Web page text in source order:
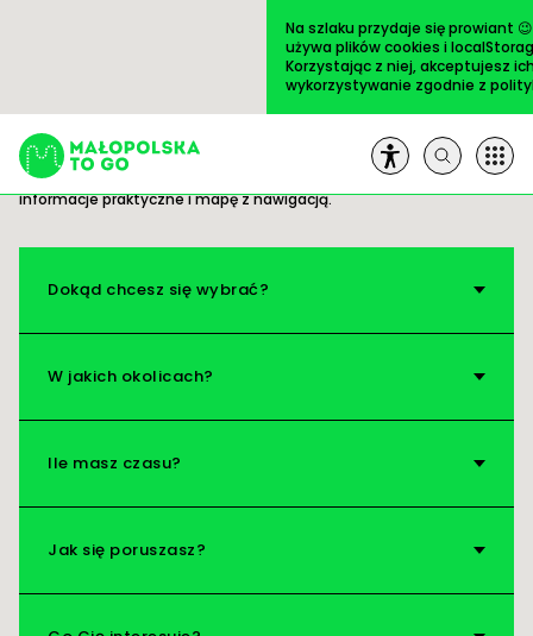
treści
Nad wodę!
Trasy
Gotowe pomysły na wycieczki. Wszystko masz
pod ręką: opis i zdjęcia ciekawych miejsc,
informacje praktyczne i mapę z nawigacją.
ULUBIONE
Dokąd chcesz się wybrać?
W jakich okolicach?
Ile masz czasu?
Jak się poruszasz?
Na szlaku przydaje się prowiant
używa plików cookies i
Korzystając z niej, akceptujesz
wykorzystywanie zgodnie z